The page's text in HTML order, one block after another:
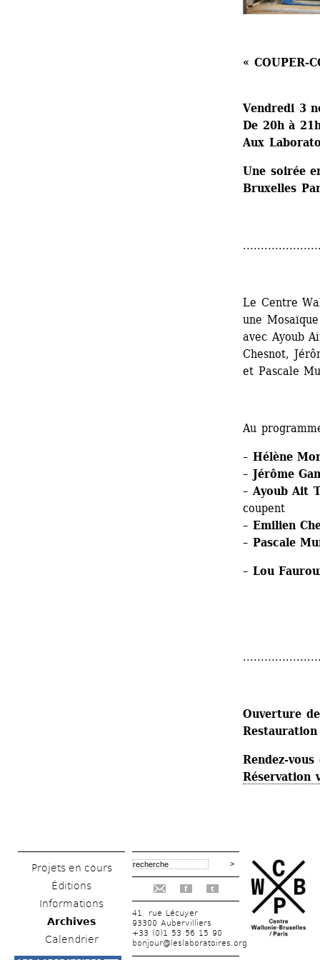
Projets en cours
Éditions
Informations
Archives
Calendrier
f t
41, rue Lécuyer
93300 Aubervilliers
+33 (0)1 53 56 15 90
bonjour@leslaboratoires.org
« COUPER-
Vendredi 3
De 20h à
Aux
Une soirée
Bruxelles
Le Centre
une
avec Ayoub
Chesnot,
et Pascale
Au
– Hélène
– Jérôme
– Ayoub Ait
coupent
– Emilien
– Pascale
– Lou
Ouverture
Rendez-
Réservation